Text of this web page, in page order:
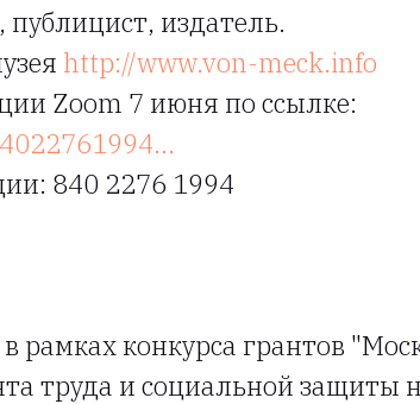
публицист, издатель.
http://www.von-meck.info
Zoom 7 июня по ссылке:
840 2276 1994
рамках конкурса грантов
труда и социальной защиты